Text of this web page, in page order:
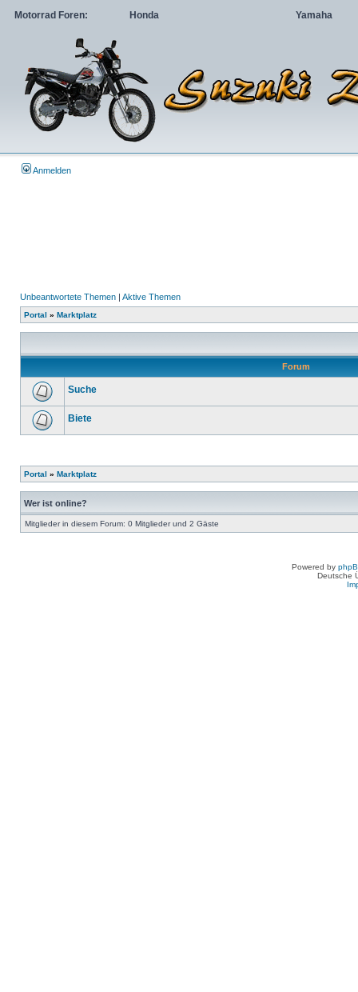
Motorrad Foren: Honda Yamaha
Anmelden
Unbeantwortete Themen | Aktive Themen
Portal » Marktplatz
Forum
Suche
Biete
Portal » Marktplatz
Wer ist online?
Mitglieder in diesem Forum: 0 Mitglieder und 2 Gäste
Powered by
Deutsche